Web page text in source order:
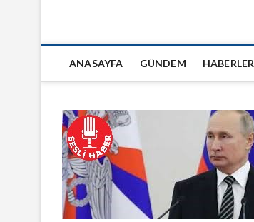
ANASAYFA GÜNDEM HABERLER